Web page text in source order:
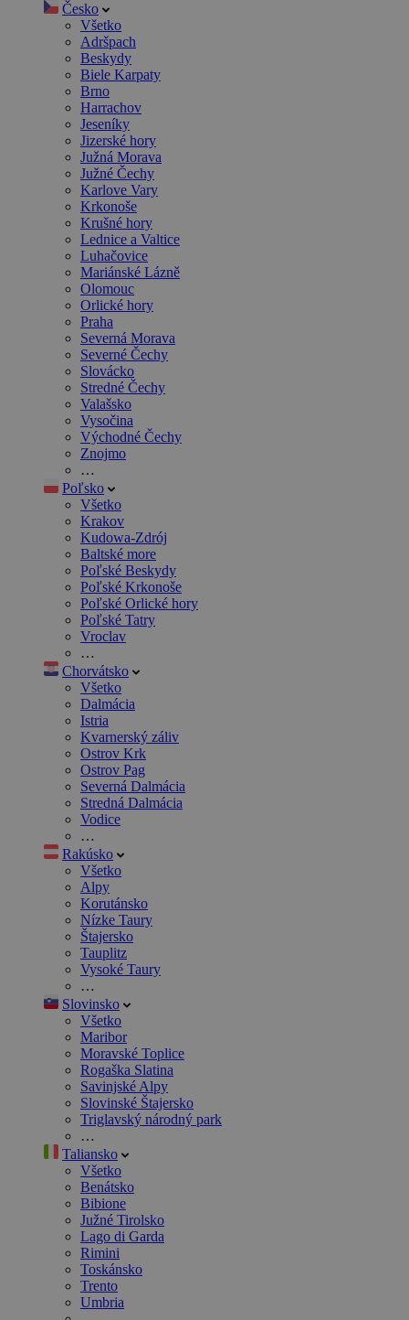
Česko
Všetko
Adršpach
Beskydy
Biele Karpaty
Brno
Harrachov
Jeseníky
Jizerské hory
Južná Morava
Južné Čechy
Karlove Vary
Krkonoše
Krušné hory
Lednice a Valtice
Luhačovice
Mariánské Lázně
Olomouc
Orlické hory
Praha
Severná Morava
Severné Čechy
Slovácko
Stredné Čechy
Valašsko
Vysočina
Východné Čechy
Znojmo
…
Poľsko
Všetko
Krakov
Kudowa-Zdrój
Baltské more
Poľské Beskydy
Poľské Krkonoše
Poľské Orlické hory
Poľské Tatry
Vroclav
…
Chorvátsko
Všetko
Dalmácia
Istria
Kvarnerský záliv
Ostrov Krk
Ostrov Pag
Severná Dalmácia
Stredná Dalmácia
Vodice
…
Rakúsko
Všetko
Alpy
Korutánsko
Nízke Taury
Štajersko
Tauplitz
Vysoké Taury
…
Slovinsko
Všetko
Maribor
Moravské Toplice
Rogaška Slatina
Savinjské Alpy
Slovinské Štajersko
Triglavský národný park
…
Taliansko
Všetko
Benátsko
Bibione
Južné Tirolsko
Lago di Garda
Rimini
Toskánsko
Trento
Umbria